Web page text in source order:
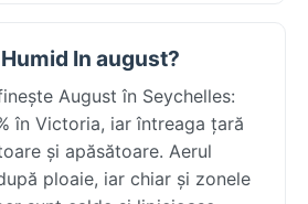
In august?
August în Seychelles:
în Victoria, iar întreaga țară
și apăsătoare. Aerul
ploaie, iar chiar și zonele